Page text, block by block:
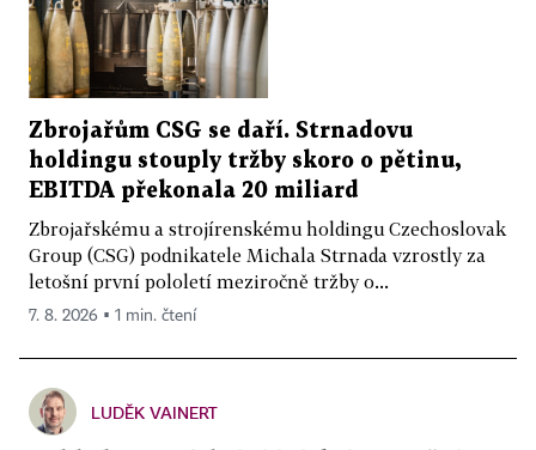
Zbrojařům CSG se daří. Strnadovu
holdingu stouply tržby skoro o pětinu,
EBITDA překonala 20 miliard
Zbrojařskému a strojírenskému holdingu Czechoslovak
Group (CSG) podnikatele Michala Strnada vzrostly za
letošní první pololetí meziročně tržby o...
7. 8. 2026 ▪ 1 min. čtení
LUDĚK VAINERT